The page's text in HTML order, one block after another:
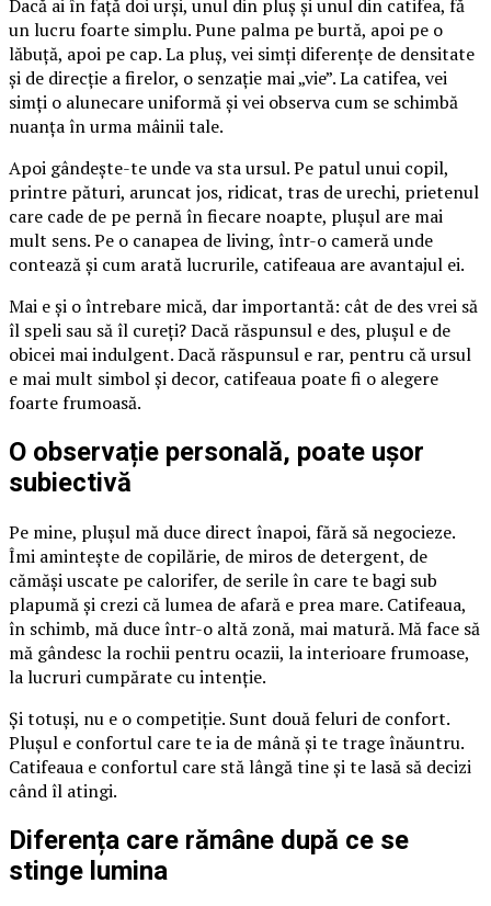
Dacă ai în față doi urși, unul din pluș și unul din catifea, fă
un lucru foarte simplu. Pune palma pe burtă, apoi pe o
lăbuță, apoi pe cap. La pluș, vei simți diferențe de densitate
și de direcție a firelor, o senzație mai „vie”. La catifea, vei
simți o alunecare uniformă și vei observa cum se schimbă
nuanța în urma mâinii tale.
Apoi gândește-te unde va sta ursul. Pe patul unui copil,
printre pături, aruncat jos, ridicat, tras de urechi, prietenul
care cade de pe pernă în fiecare noapte, plușul are mai
mult sens. Pe o canapea de living, într-o cameră unde
contează și cum arată lucrurile, catifeaua are avantajul ei.
Mai e și o întrebare mică, dar importantă: cât de des vrei să
îl speli sau să îl cureți? Dacă răspunsul e des, plușul e de
obicei mai indulgent. Dacă răspunsul e rar, pentru că ursul
e mai mult simbol și decor, catifeaua poate fi o alegere
foarte frumoasă.
O observație personală, poate ușor
subiectivă
Pe mine, plușul mă duce direct înapoi, fără să negocieze.
Îmi amintește de copilărie, de miros de detergent, de
cămăși uscate pe calorifer, de serile în care te bagi sub
plapumă și crezi că lumea de afară e prea mare. Catifeaua,
în schimb, mă duce într-o altă zonă, mai matură. Mă face să
mă gândesc la rochii pentru ocazii, la interioare frumoase,
la lucruri cumpărate cu intenție.
Și totuși, nu e o competiție. Sunt două feluri de confort.
Plușul e confortul care te ia de mână și te trage înăuntru.
Catifeaua e confortul care stă lângă tine și te lasă să decizi
când îl atingi.
Diferența care rămâne după ce se
stinge lumina